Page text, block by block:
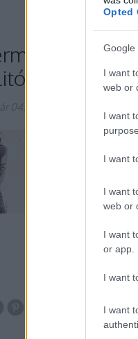
Opted
Google
I want
web or
I want
I want
I want
web or
I want
or app.
I want
I want
04.
Az utcai
Roberto Cavalli. A
jellegzetes Cavalli-
divat